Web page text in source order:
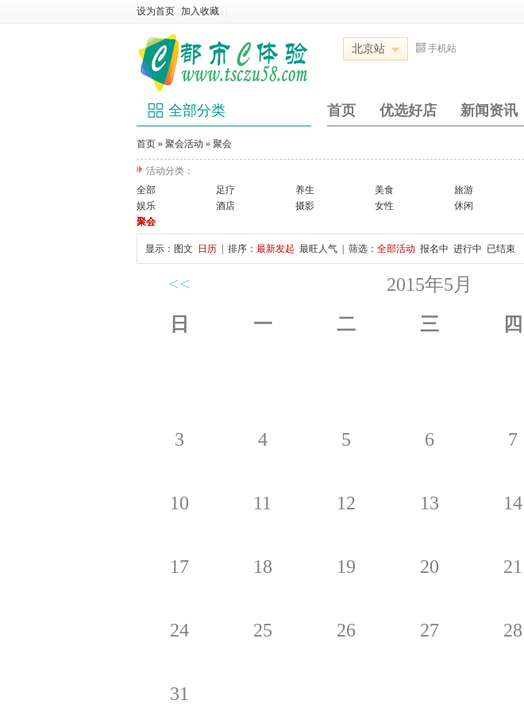
设为首页 加入收藏
北京站 手机站
全部分类 首页 优选好店 新闻资讯
首页 » 聚会活动 » 聚会
活动分类：
全部
足疗 养生 美食 旅游
娱乐
酒店 摄影 女性 休闲
聚会
显示： 图文 日历 | 排序： 最新发起 最旺人气 | 筛选： 全部活动 报名中 进行中 已结束
<< 2015年5月
日
一 二 三 四
3 4 5 6 7
10 11 12 13 14
17 18 19 20 21
24 25 26 27 28
31